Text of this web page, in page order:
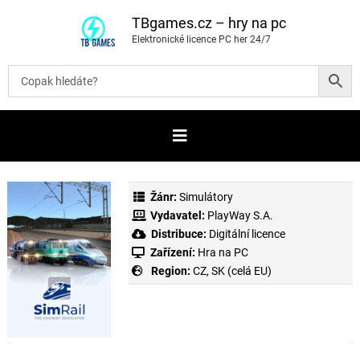
t
b
TBgames.cz – hry na pc
Elektronické licence PC her 24/7
Žánr: Simulátory
Vydavatel: PlayWay S.A.
Distribuce: Digitální licence
Zařízení: Hra na PC
Region: CZ, SK (celá EU)